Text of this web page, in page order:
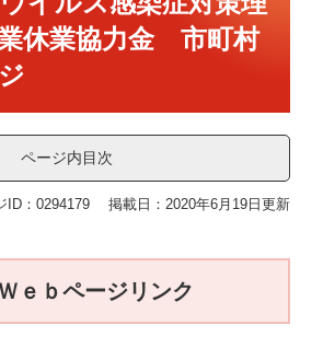
休業協力金 市町村
ページ内目次
ID：0294179 掲載日：2020年6月19日更新
ｅｂページリンク